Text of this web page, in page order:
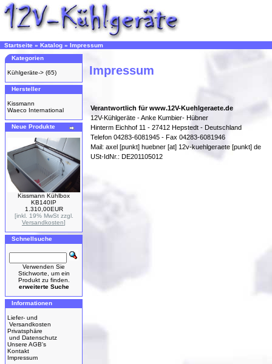
Startseite » Katalog » Impressum
Kategorien
Kühlgeräte-> (65)
Hersteller
Kissmann
Waeco International
Neue Produkte
Kissmann Kühlbox
KB140IP
1.310,00EUR
[inkl. 19% MwSt zzgl.
Versandkosten]
Schnellsuche
Verwenden Sie
Stichworte, um ein
Produkt zu finden.
erweiterte Suche
Informationen
Liefer- und
Versandkosten
Privatsphäre
und Datenschutz
Unsere AGB's
Kontakt
Impressum
Impressum
Verantwortlich für www.12V-Kuehlgeraete.de
12V-Kühlgeräte - Anke Kumbier- Hübner
Hinterm Eichhof 11 - 27412 Hepstedt - Deutschland
Telefon 04283-6081945 - Fax 04283-6081946
Mail: axel [punkt] huebner [at] 12v-kuehlgeraete [punkt] de
USt-IdNr.: DE201105012